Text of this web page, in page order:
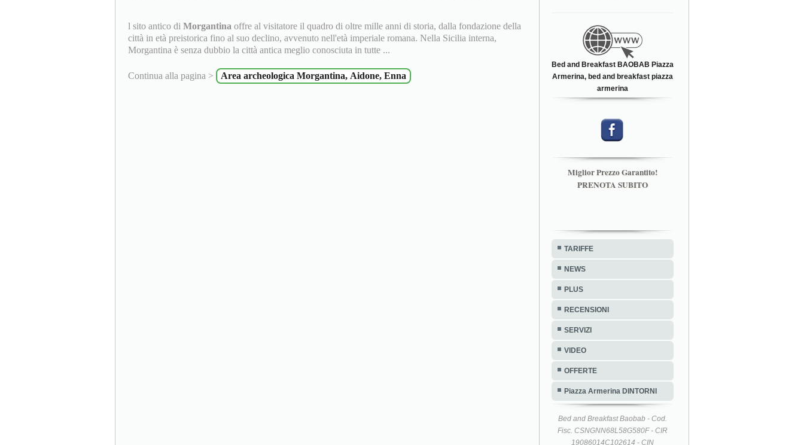
l sito antico di Morgantina offre al visitatore il quadro di oltre mille anni di storia, dalla fondazione della
città in età preistorica fino al suo declino, avvenuto nell'età imperiale romana. Nella Sicilia interna,
Morgantina è senza dubbio la città antica meglio conosciuta in tutte ...
Continua alla pagina > Area archeologica Morgantina, Aidone, Enna
Bed and Breakfast BAOBAB Piazza
Armerina, bed and breakfast piazza
armerina
Miglior Prezzo Garantito!
PRENOTA SUBITO
TARIFFE
NEWS
PLUS
RECENSIONI
SERVIZI
VIDEO
OFFERTE
Piazza Armerina DINTORNI
Bed and Breakfast Baobab - Cod.
Fisc. CSNGNN68L58G580F - CIR
19086014C102614 - CIN